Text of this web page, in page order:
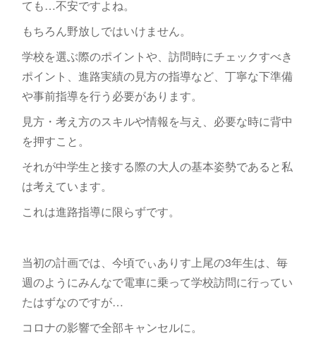
ても…不安ですよね。
もちろん野放しではいけません。
学校を選ぶ際のポイントや、訪問時にチェックすべき
ポイント、進路実績の見方の指導など、丁寧な下準備
や事前指導を行う必要があります。
見方・考え方のスキルや情報を与え、必要な時に背中
を押すこと。
それが中学生と接する際の大人の基本姿勢であると私
は考えています。
これは進路指導に限らずです。
当初の計画では、今頃でぃありす上尾の3年生は、毎
週のようにみんなで電車に乗って学校訪問に行ってい
たはずなのですが…
コロナの影響で全部キャンセルに。